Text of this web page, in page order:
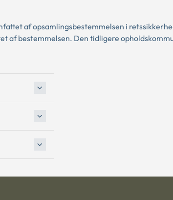
af opsamlingsbestemmelsen i
af bestemmelsen. Den tidligere